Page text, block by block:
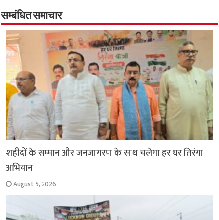
o
o
A
p
p
r
a
m
n
k
सम्बंधित समाचार
शहीदों के सम्मान और जनजागरण के साथ चलेगा हर घर तिरंगा
अभियान
August 5, 2026